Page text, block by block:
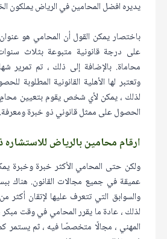
يديره افضل المحامين في الرياض يملكون
باختصار يمكن القول أن المحامي هو
على درجة قانونية متبوعة بثلاث
محاماة. بالإضافة إلى ذلك ، تم تمرير
وتعتبر لها الأهلية القانونية المطلوبة
لذلك ، يمكن لأي شخص يقوم بتعيين
الحصول على ممثل قانوني ذو خبرة ومعرفة.
ارقام محامين بالرياض للاستشاره
ولكن حتى المحامي الأكثر خبرة وخبرة
عميقة في جميع مجالات القانون. هناك
والسوابق التي تتعرف عليها لإتقان
لذلك ، عادة ما يقرر المحامي في وقت مبكر
المهني ، مجالًا متخصصًا فيه ، ثم يستمر